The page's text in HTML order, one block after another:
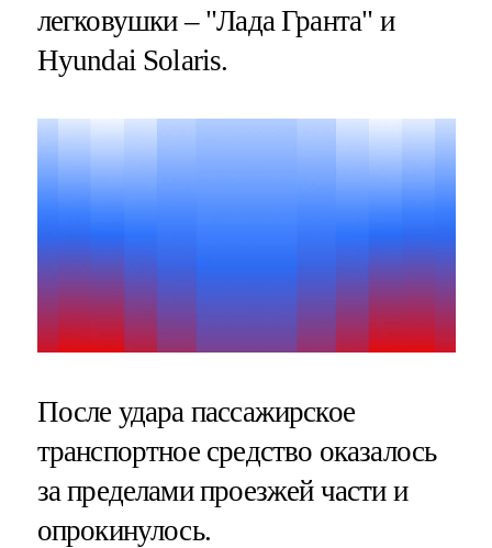
легковушки – "Лада Гранта" и
Hyundai Solaris.
После удара пассажирское
транспортное средство оказалось
за пределами проезжей части и
опрокинулось.